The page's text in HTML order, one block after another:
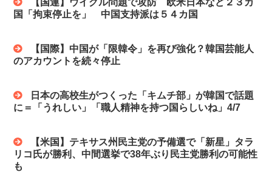
国「拘束停止を」 中国支持派は５４カ国
のアカウントを続々停止
に＝「うれしい」「職人精神を持つ国らしいね」4/7
リコ氏が勝利、中間選挙で38年ぶり民主党勝利の可能性
も